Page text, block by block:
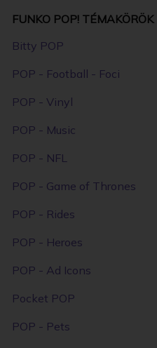
FUNKO POP! TÉMAKÖRÖK
Bitty POP
POP - Football - Foci
POP - Vinyl
POP - Music
POP - NFL
POP - Game of Thrones
POP - Rides
POP - Heroes
POP - Ad Icons
Pocket POP
POP - Pets